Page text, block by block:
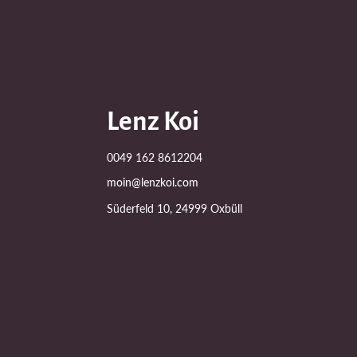
Lenz Koi
0049 162 8612204
moin@lenzkoi.com
Süderfeld 10, 24999 Oxbüll